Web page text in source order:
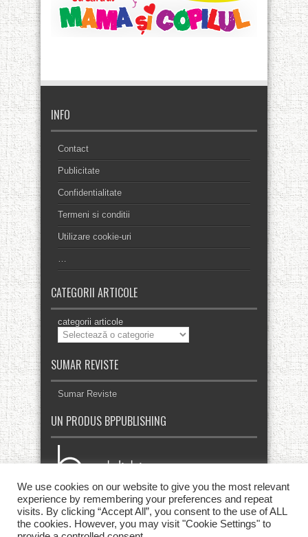
INFO
Contact
Publicitate
Confidentialitate
Termeni si conditii
Utilizare cookie-uri
…
CATEGORII ARTICOLE
categorii articole
SUMAR REVISTE
Sumar Reviste
UN PRODUS BPPUBLISHING
We use cookies on our website to give you the most relevant
experience by remembering your preferences and repeat
visits. By clicking “Accept All”, you consent to the use of ALL
the cookies. However, you may visit "Cookie Settings" to